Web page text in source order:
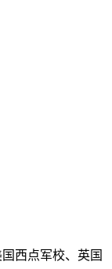
西点军校、英国